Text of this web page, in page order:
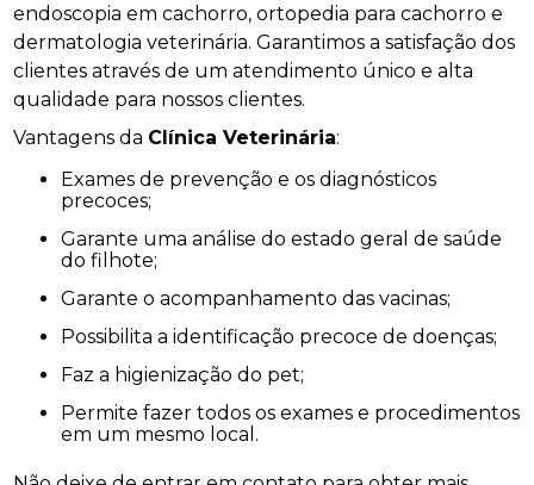
endoscopia em cachorro, ortopedia para cachorro e
dermatologia veterinária. Garantimos a satisfação dos
clientes através de um atendimento único e alta
qualidade para nossos clientes.
Vantagens da Clínica Veterinária:
Exames de prevenção e os diagnósticos
precoces;
Garante uma análise do estado geral de saúde
do filhote;
Garante o acompanhamento das vacinas;
Possibilita a identificação precoce de doenças;
Faz a higienização do pet;
Permite fazer todos os exames e procedimentos
em um mesmo local.